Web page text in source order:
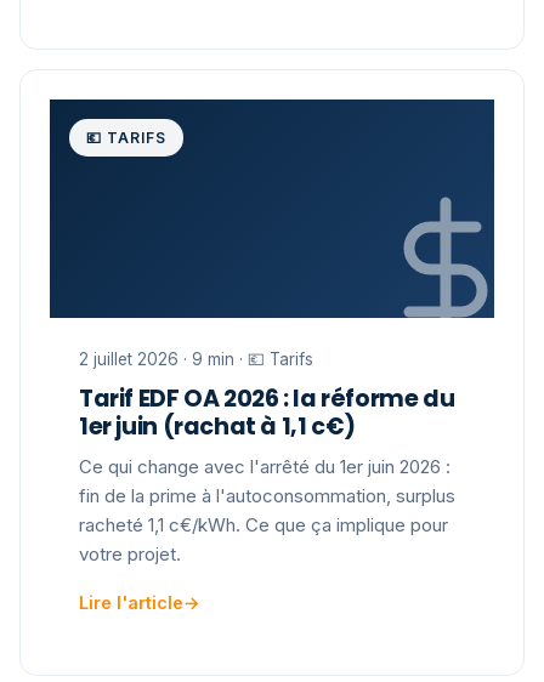
💶 TARIFS
2 juillet 2026 · 9 min · 💶 Tarifs
Tarif EDF OA 2026 : la réforme du
1er juin (rachat à 1,1 c€)
Ce qui change avec l'arrêté du 1er juin 2026 :
fin de la prime à l'autoconsommation, surplus
racheté 1,1 c€/kWh. Ce que ça implique pour
votre projet.
Lire l'article→